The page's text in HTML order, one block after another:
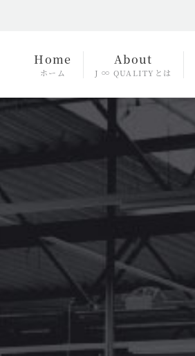
Home
ホーム
About
J ∞ QUALITYとは